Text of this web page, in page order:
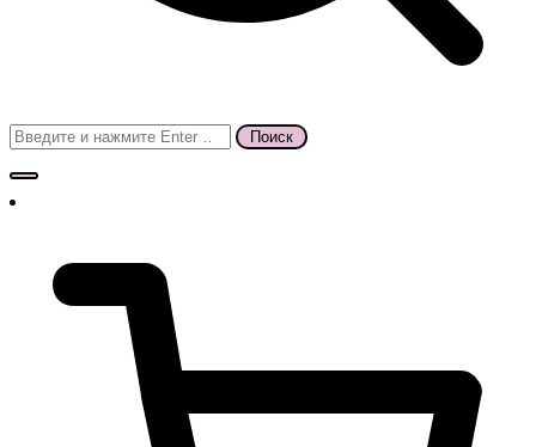
Поиск
для: